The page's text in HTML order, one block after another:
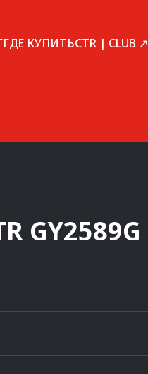
ГДЕ КУПИТЬCTR | CLUB ↗
GY2589G